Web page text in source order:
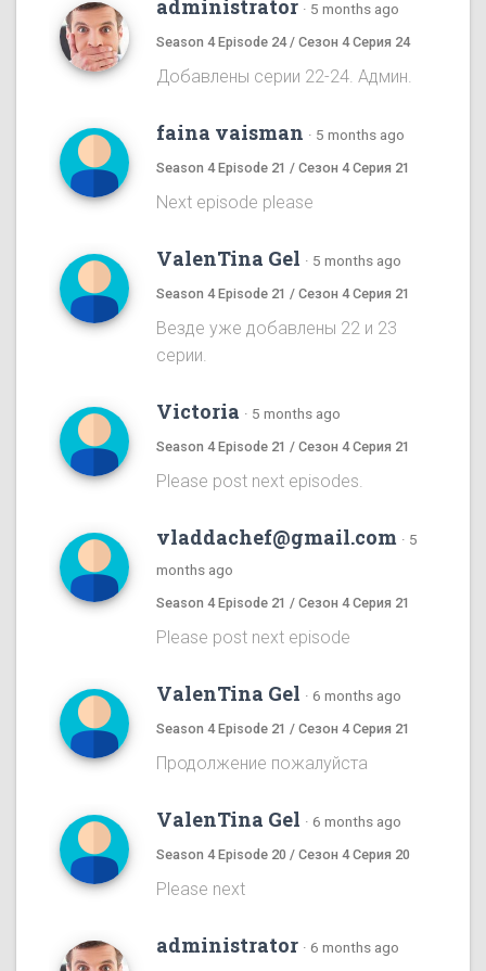
administrator · 5 months ago
Season 4 Episode 24 / Сезон 4 Серия 24
Добавлены серии 22-24. Админ.
faina vaisman · 5 months ago
Season 4 Episode 21 / Сезон 4 Серия 21
Next episode please
ValenTina Gel · 5 months ago
Season 4 Episode 21 / Сезон 4 Серия 21
Везде уже добавлены 22 и 23
серии.
Victoria · 5 months ago
Season 4 Episode 21 / Сезон 4 Серия 21
Please post next episodes.
vladdachef@gmail.com · 5
months ago
Season 4 Episode 21 / Сезон 4 Серия 21
Please post next episode
ValenTina Gel · 6 months ago
Season 4 Episode 21 / Сезон 4 Серия 21
Продолжение пожалуйста
ValenTina Gel · 6 months ago
Season 4 Episode 20 / Сезон 4 Серия 20
Please next
administrator · 6 months ago